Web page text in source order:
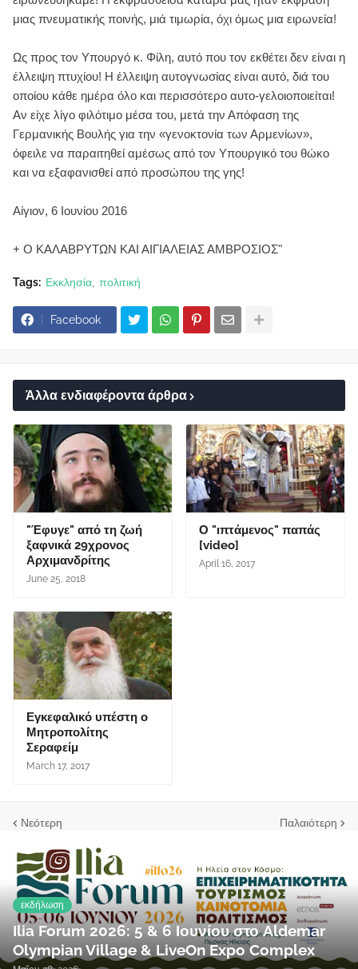
μιας πνευματικής ποινής, μιά τιμωρία, όχι όμως μια ειρωνεία!
Ως προς τον Υπουργό κ. Φίλη, αυτό που τον εκθέτει δεν είναι η
έλλειψη πτυχίου! Η έλλειψη αυτογνωσίας είναι αυτό, διά του
οποίου κάθε ημέρα όλο και περισσότερο αυτο-γελοιοποιείται!
Αν είχε λίγο φιλότιμο μέσα του, μετά την Απόφαση της
Γερμανικής Βουλής για την «γενοκτονία των Αρμενίων»,
όφειλε να παραιτηθεί αμέσως από τον Υπουργικό του θώκο
και να εξαφανισθεί από προσώπου της γης!
Αίγιον, 6 Ιουνίου 2016
+ Ο ΚΑΛΑΒΡΥΤΩΝ ΚΑΙ ΑΙΓΙΑΛΕΙΑΣ ΑΜΒΡΟΣΙΟΣ"
Tags: Εκκλησία πολιτική
Facebook
Άλλα ενδιαφέροντα άρθρα
"Έφυγε" από τη ζωή
ξαφνικά 29χρονος
Αρχιμανδρίτης
June 25, 2018
Ο "ιπτάμενος" παπάς
[video]
April 16, 2017
Εγκεφαλικό υπέστη ο
Μητροπολίτης
Σεραφείμ
March 17, 2017
Νεότερη Παλαιότερη
εκδήλωση
Ilia Forum 2026: 5 & 6 Ιουνίου στο Aldemar
Olympian Village & LiveOn Expo Complex